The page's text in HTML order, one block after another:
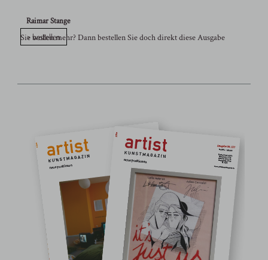
Raimar Stange
Sie wollen mehr? Dann bestellen Sie doch direkt diese Ausgabe
> bestellen